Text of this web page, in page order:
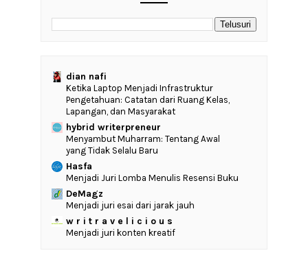
dian nafi
Ketika Laptop Menjadi Infrastruktur
Pengetahuan: Catatan dari Ruang Kelas,
Lapangan, dan Masyarakat
hybrid writerpreneur
Menyambut Muharram: Tentang Awal
yang Tidak Selalu Baru
Hasfa
Menjadi Juri Lomba Menulis Resensi Buku
DeMagz
Menjadi juri esai dari jarak jauh
w r i t r a v e l i c i o u s
Menjadi juri konten kreatif